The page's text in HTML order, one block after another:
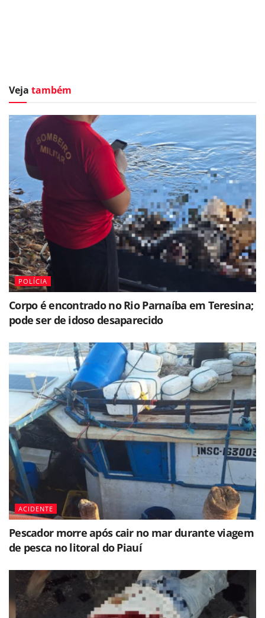
Veja também
POLÍCIA
Corpo é encontrado no Rio Parnaíba em Teresina;
pode ser de idoso desaparecido
ACIDENTE
Pescador morre após cair no mar durante viagem
de pesca no litoral do Piauí